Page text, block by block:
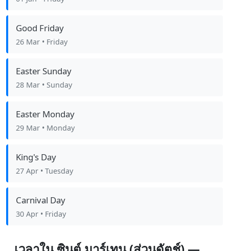
Good Friday
26 Mar • Friday
Easter Sunday
28 Mar • Sunday
Easter Monday
29 Mar • Monday
King's Day
27 Apr • Tuesday
Carnival Day
30 Apr • Friday